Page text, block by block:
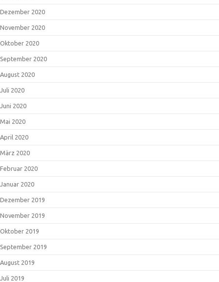
Dezember 2020
November 2020
Oktober 2020
September 2020
August 2020
Juli 2020
Juni 2020
Mai 2020
April 2020
März 2020
Februar 2020
Januar 2020
Dezember 2019
November 2019
Oktober 2019
September 2019
August 2019
Juli 2019